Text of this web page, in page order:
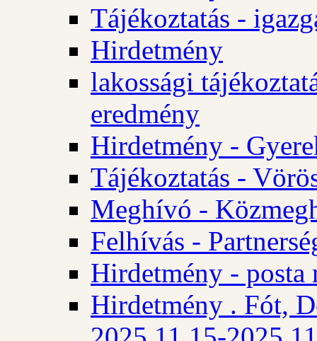
Tájékoztatás -
Hirdetmény
lakossági
eredmény
Hirdetmény -
Tájékoztatás -
Meghívó -
Felhívás -
Hirdetmény - posta
Hirdetmény . Fót,